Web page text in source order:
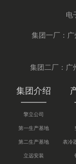
电
集团一厂：
集团二厂：广
集团介绍
擎立公司
第一生产基地
第二生产基地
立远安装
表冷